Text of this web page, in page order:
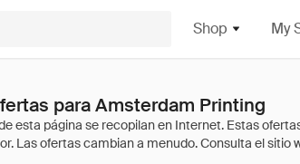
Shop My
para Amsterdam Printing